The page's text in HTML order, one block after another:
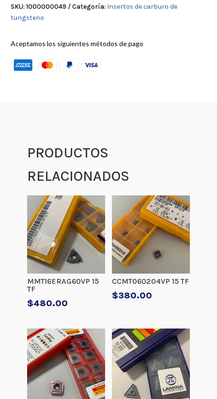
SKU:1000000049 Categoría: Insertos de carburo de
tungsteno
Aceptamos los siguientes métodos de pago
PRODUCTOS
RELACIONADOS
MMT16ERAG60VP 15
TF
$480.00
CCMT060204VP 15 TF
$380.00